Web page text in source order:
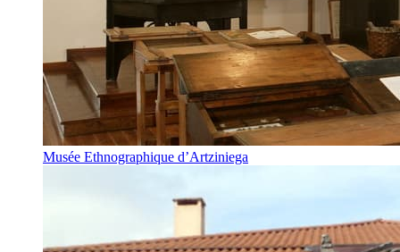
Musée Ethnographique d’Artziniega